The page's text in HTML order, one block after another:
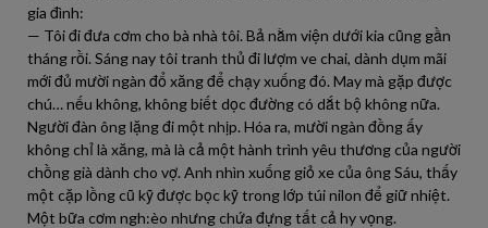
gia đình:
— Tôi đi đưa cơm cho bà nhà tôi. Bả nằm viện dưới kia cũng gần
tháng rồi. Sáng nay tôi tranh thủ đi lượm ve chai, dành dụm mãi
mới đủ mười ngàn đổ xăng để chạy xuống đó. May mà gặp được
chú… nếu không, không biết dọc đường có dắt bộ không nữa.
Người đàn ông lặng đi một nhịp. Hóa ra, mười ngàn đồng ấy
không chỉ là xăng, mà là cả một hành trình yêu thương của người
chồng già dành cho vợ. Anh nhìn xuống giỏ xe của ông Sáu, thấy
một cặp lồng cũ kỹ được bọc kỹ trong lớp túi nilon để giữ nhiệt.
Một bữa cơm ngh:èo nhưng chứa đựng tất cả hy vọng.